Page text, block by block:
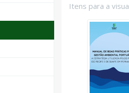
Itens para a